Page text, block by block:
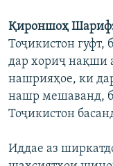
Қироншоҳ
Тоҷикистон гуфт,
дар хориҷ нақши
нашрияҳое, ки
нашр мешаванд,
Тоҷикистон
Иддае аз